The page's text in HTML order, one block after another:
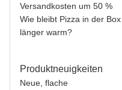
Versandkosten um 50 %
Wie bleibt Pizza in der Box
länger warm?
Produktneuigkeiten
Neue, flache